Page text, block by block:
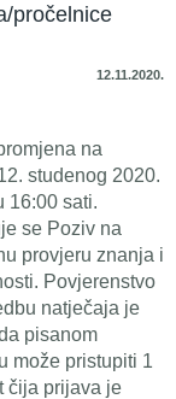
pročelnice
12.11.2020.
na
studenog 2020.
16:00 sati.
se Poziv na
provjeru znanja i
Povjerenstvo
natječaja je
pisanom
može pristupiti 1
čija prijava je